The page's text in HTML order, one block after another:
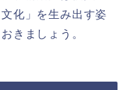
化」を生み出す姿
きましょう。